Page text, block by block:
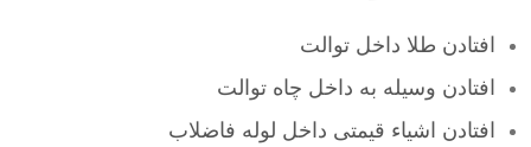
افتادن طلا داخل توالت
افتادن وسیله به داخل چاه توالت
افتادن اشیاء قیمتی داخل لوله فاضلاب